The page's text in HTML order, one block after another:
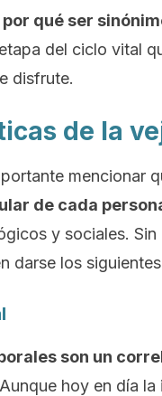
qué ser
del ciclo vital
disfrute.
de la
mencionar
de cada
y sociales.
darse los
son un
hoy en día